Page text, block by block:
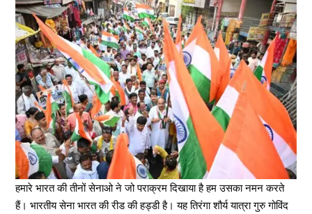
हमारे भारत की तीनों सेनाओ ने जो पराक्रम दिखाया है हम उसका नमन करते
हैं। भारतीय सेना भारत की रीड की हड्डी है। यह तिरंगा शौर्य यात्रा गुरु गोविंद